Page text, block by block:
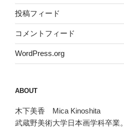
投稿フィード
コメントフィード
WordPress.org
ABOUT
木下美香 Mica Kinoshita
武蔵野美術大学日本画学科卒業。